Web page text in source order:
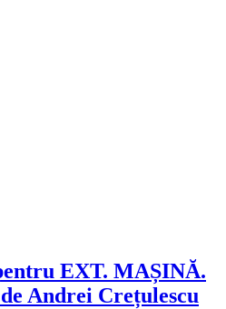
EXT. MAȘINĂ.
Andrei Crețulescu